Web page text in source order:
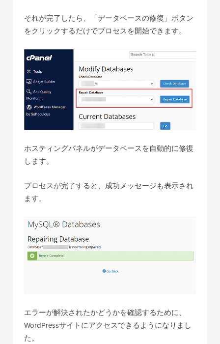
それが完了したら、「データベースの修復」ボタン
をクリックするだけでプロセスを開始できます。
ホスティングパネルがデータベースを自動的に修復
します。
プロセスが完了すると、成功メッセージも表示され
ます。
エラーが解決されたかどうかを確認するために、
WordPressサイトにアクセスできるようになりまし
た。